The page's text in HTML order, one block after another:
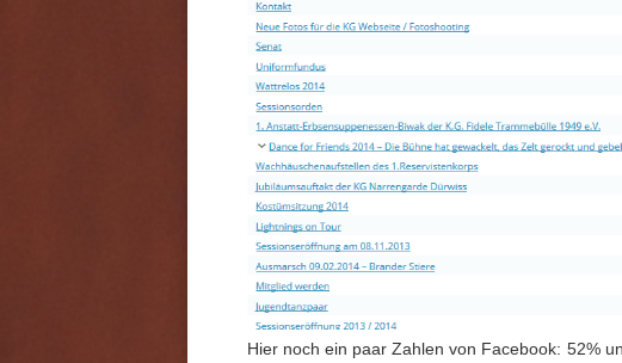
Hier noch ein paar Zahlen von Facebook: 52%